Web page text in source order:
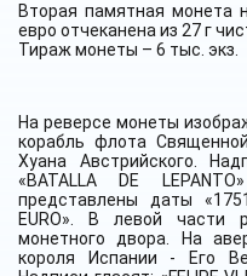
Вторая памятная монета
евро отчеканена из 27 г
Тираж монеты – 6 тыс. экз.
На реверсе монеты
корабль флота
Хуана Австрийского.
«BATALLA DE LEPANTO»
представлены даты
«
EURO» В левой части
монетного двора. На
короля Испании - Его